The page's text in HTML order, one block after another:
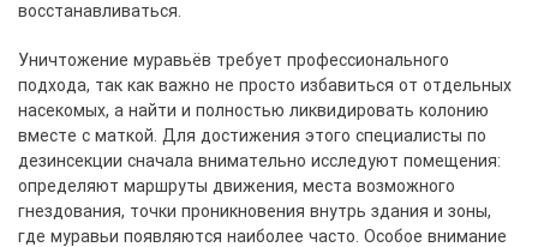
восстанавливаться.
Уничтожение муравьёв требует профессионального
подхода, так как важно не просто избавиться от отдельных
насекомых, а найти и полностью ликвидировать колонию
вместе с маткой. Для достижения этого специалисты по
дезинсекции сначала внимательно исследуют помещения:
определяют маршруты движения, места возможного
гнездования, точки проникновения внутрь здания и зоны,
где муравьи появляются наиболее часто. Особое внимание